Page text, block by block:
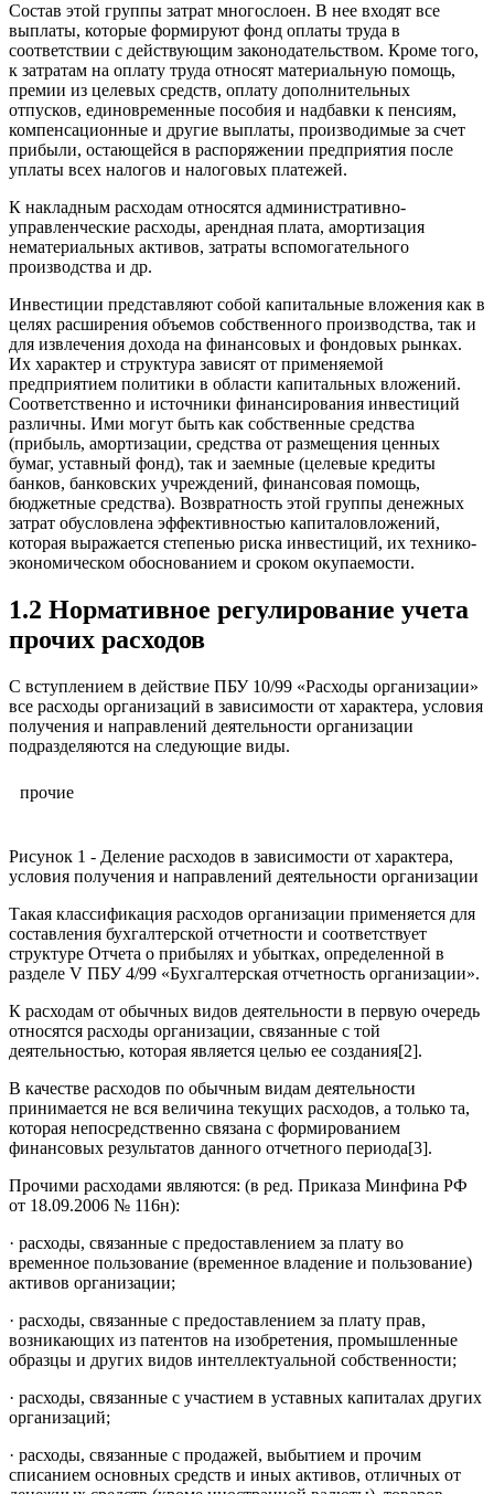
Состав этой группы затрат многослоен. В нее входят все
выплаты, которые формируют фонд оплаты труда в
соответствии с действующим законодательством. Кроме того,
к затратам на оплату труда относят материальную помощь,
премии из целевых средств, оплату дополнительных
отпусков, единовременные пособия и надбавки к пенсиям,
компенсационные и другие выплаты, производимые за счет
прибыли, остающейся в распоряжении предприятия после
уплаты всех налогов и налоговых платежей.
К накладным расходам относятся административно-
управленческие расходы, арендная плата, амортизация
нематериальных активов, затраты вспомогательного
производства и др.
Инвестиции представляют собой капитальные вложения как в
целях расширения объемов собственного производства, так и
для извлечения дохода на финансовых и фондовых рынках.
Их характер и структура зависят от применяемой
предприятием политики в области капитальных вложений.
Соответственно и источники финансирования инвестиций
различны. Ими могут быть как собственные средства
(прибыль, амортизации, средства от размещения ценных
бумаг, уставный фонд), так и заемные (целевые кредиты
банков, банковских учреждений, финансовая помощь,
бюджетные средства). Возвратность этой группы денежных
затрат обусловлена эффективностью капиталовложений,
которая выражается степенью риска инвестиций, их технико-
экономическом обоснованием и сроком окупаемости.
1.2 Нормативное регулирование учета
прочих расходов
С вступлением в действие ПБУ 10/99 «Расходы организации»
все расходы организаций в зависимости от характера, условия
получения и направлений деятельности организации
подразделяются на следующие виды.
прочие
Рисунок 1 - Деление расходов в зависимости от характера,
условия получения и направлений деятельности организации
Такая классификация расходов организации применяется для
составления бухгалтерской отчетности и соответствует
структуре Отчета о прибылях и убытках, определенной в
разделе V ПБУ 4/99 «Бухгалтерская отчетность организации».
К расходам от обычных видов деятельности в первую очередь
относятся расходы организации, связанные с той
деятельностью, которая является целью ее создания[2].
В качестве расходов по обычным видам деятельности
принимается не вся величина текущих расходов, а только та,
которая непосредственно связана с формированием
финансовых результатов данного отчетного периода[3].
Прочими расходами являются: (в ред. Приказа Минфина РФ
от 18.09.2006 № 116н):
· расходы, связанные с предоставлением за плату во
временное пользование (временное владение и пользование)
активов организации;
· расходы, связанные с предоставлением за плату прав,
возникающих из патентов на изобретения, промышленные
образцы и других видов интеллектуальной собственности;
· расходы, связанные с участием в уставных капиталах других
организаций;
· расходы, связанные с продажей, выбытием и прочим
списанием основных средств и иных активов, отличных от